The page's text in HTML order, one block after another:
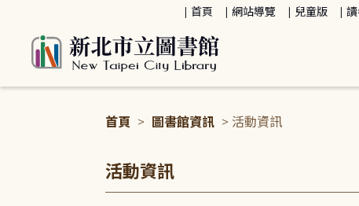
首頁 網站導覽 兒童版
首頁 > 圖書館資訊 > 活動資訊
活動資訊